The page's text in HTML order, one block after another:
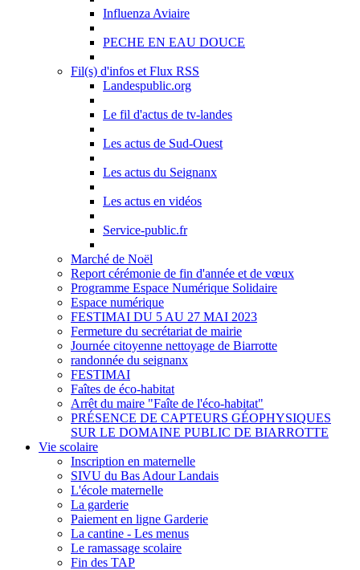
Influenza Aviaire
PECHE EN EAU DOUCE
Fil(s) d'infos et Flux RSS
Landespublic.org
Le fil d'actus de tv-landes
Les actus de Sud-Ouest
Les actus du Seignanx
Les actus en vidéos
Service-public.fr
Marché de Noël
Report cérémonie de fin d'année et de vœux
Programme Espace Numérique Solidaire
Espace numérique
FESTIMAI DU 5 AU 27 MAI 2023
Fermeture du secrétariat de mairie
Journée citoyenne nettoyage de Biarrotte
randonnée du seignanx
FESTIMAI
Faîtes de éco-habitat
Arrêt du maire "Faîte de l'éco-habitat"
PRÉSENCE DE CAPTEURS GÉOPHYSIQUES
SUR LE DOMAINE PUBLIC DE BIARROTTE
Vie scolaire
Inscription en maternelle
SIVU du Bas Adour Landais
L'école maternelle
La garderie
Paiement en ligne Garderie
La cantine - Les menus
Le ramassage scolaire
Fin des TAP